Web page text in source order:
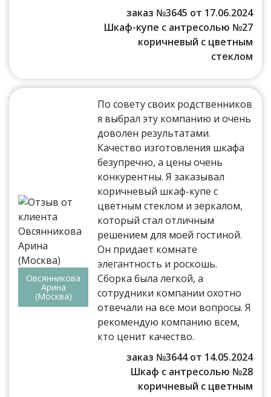
заказ №3645 от 17.06.2024
Шкаф-купе с антресолью №27
коричневый с цветным
стеклом
Овсянникова
Арина
(Москва)
По совету своих родственников
я выбрал эту компанию и очень
доволен результатами.
Качество изготовления шкафа
безупречно, а цены очень
конкурентны. Я заказывал
коричневый шкаф-купе с
цветным стеклом и зеркалом,
который стал отличным
решением для моей гостиной.
Он придает комнате
элегантность и роскошь.
Сборка была легкой, а
сотрудники компании охотно
отвечали на все мои вопросы. Я
рекомендую компанию всем,
кто ценит качество.
заказ №3644 от 14.05.2024
Шкаф с антресолью №28
коричневый с цветным